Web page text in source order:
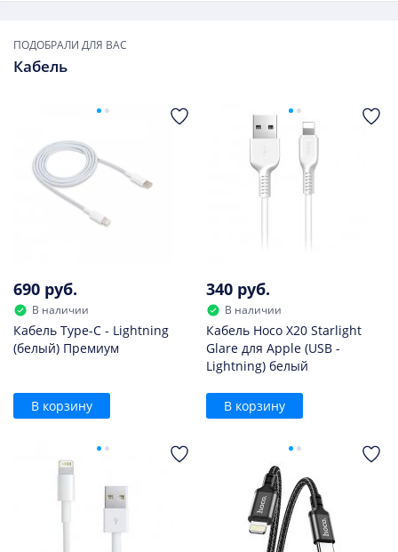
ПОДОБРАЛИ ДЛЯ ВАС
Кабель
690 руб.
В наличии
Кабель Type-C - Lightning
(белый) Премиум
В корзину
340 руб.
В наличии
Кабель Hoco X20 Starlight
Glare для Apple (USB -
Lightning) белый
В корзину